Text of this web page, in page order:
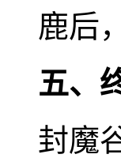
鹿后
五、
封魔